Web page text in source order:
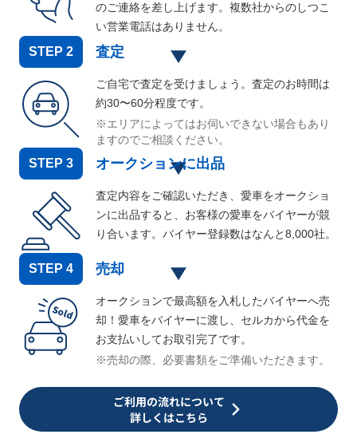
のご連絡を差し上げます。複数社からのしつこ
い営業電話はありません。
STEP 2 査定
ご自宅で査定を受けましょう。査定のお時間は
約30〜60分程度です。
※エリアによってはお伺いできない場合もあり
ますのでご相談ください。
STEP 3 オークションに出品
査定内容をご確認いただき、愛車をオークショ
ンに出品すると、お客様の愛車をバイヤーが競
り合います。バイヤー登録数はなんと8,000社。
STEP 4 売却
オークションで最高額を入札したバイヤーへ売
却！愛車をバイヤーに渡し、セルカから代金を
お支払いしてお取引完了です。
※売却の際、必要書類をご準備いただきます。
ご利用の流れについて
詳しくはこちら